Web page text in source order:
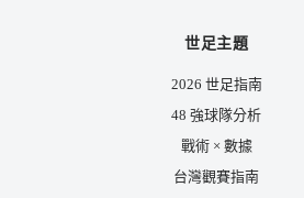
世足主題
2026 世足指南
48 強球隊分析
戰術 × 數據
台灣觀賽指南